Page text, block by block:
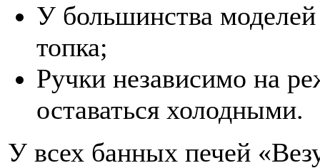
У большинства моделей
топка;
Ручки независимо на
оставаться холодными.
У всех банных печей